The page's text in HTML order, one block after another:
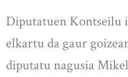
Diputatuen
elkartu da gaur
diputatu nagusia